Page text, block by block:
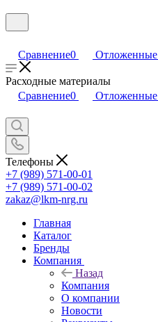
Сравнение0 Отложенные
Расходные материалы
Сравнение0 Отложенные
Телефоны
+7 (989) 571-00-01
+7 (989) 571-00-02
zakaz@lkm-nrg.ru
Главная
Каталог
Бренды
Компания
Назад
Компания
О компании
Новости